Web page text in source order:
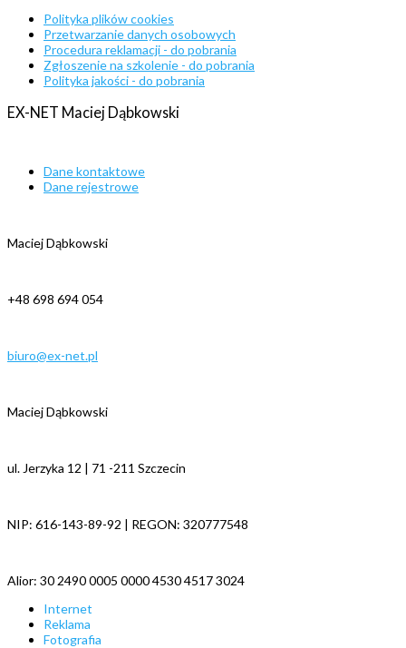
Polityka plików cookies
Przetwarzanie danych osobowych
Procedura reklamacji - do pobrania
Zgłoszenie na szkolenie - do pobrania
Polityka jakości - do pobrania
EX-NET Maciej Dąbkowski
Dane kontaktowe
Dane rejestrowe
Maciej Dąbkowski
+48 698 694 054
biuro@ex-net.pl
Maciej Dąbkowski
ul. Jerzyka 12 | 71 -211 Szczecin
NIP: 616-143-89-92 | REGON: 320777548
Alior: 30 2490 0005 0000 4530 4517 3024
Internet
Reklama
Fotografia